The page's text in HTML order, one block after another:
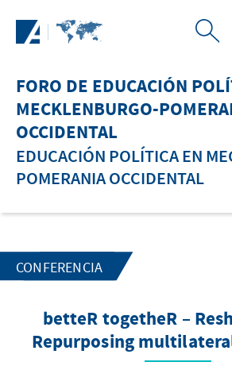
FORO DE EDUCACIÓN
MECKLENBURGO-
OCCIDENTAL
EDUCACIÓN POLÍTICA EN
POMERANIA OCCIDENTAL
CONFERENCIA
betteR togetheR –
Repurposing